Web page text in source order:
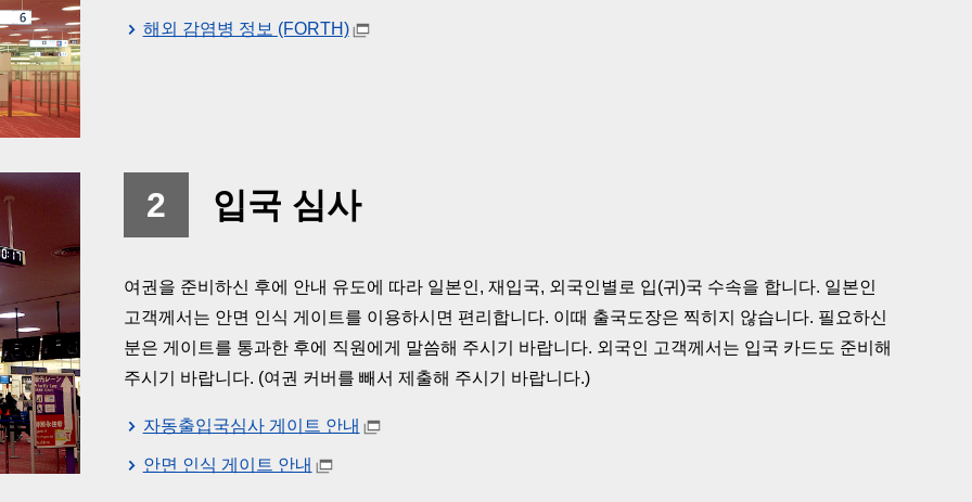
해외 감염병 정보 (FORTH)
2 입국 심사
여권을 준비하신 후에 안내 유도에 따라 일본인, 재입국, 외국인별로 입(귀)국 수속을 합니다. 일본인
고객께서는 안면 인식 게이트를 이용하시면 편리합니다. 이때 출국도장은 찍히지 않습니다. 필요하신
분은 게이트를 통과한 후에 직원에게 말씀해 주시기 바랍니다. 외국인 고객께서는 입국 카드도 준비해
주시기 바랍니다. (여권 커버를 빼서 제출해 주시기 바랍니다.)
자동출입국심사 게이트 안내
안면 인식 게이트 안내